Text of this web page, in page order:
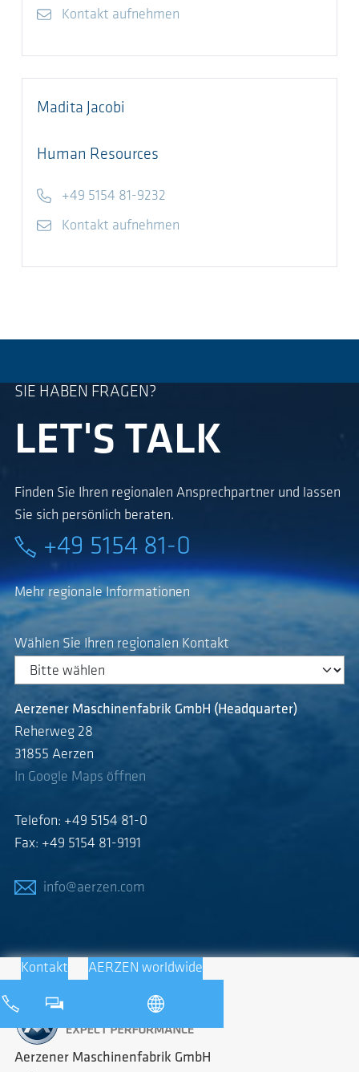
E-MailKontakt aufnehmen
Madita Jacobi
Human Resources
Telefon+49 5154 81-9232
E-MailKontakt aufnehmen
SIE HABEN FRAGEN?
LET'S TALK
Finden Sie Ihren regionalen Ansprechpartner und lassen
Sie sich persönlich beraten.
+49 5154 81-0
Mehr regionale Informationen
Wählen Sie Ihren regionalen Kontakt
Aerzener Maschinenfabrik GmbH (Headquarter)
Reherweg 28
31855 Aerzen
In Google Maps öffnen
Telefon: +49 5154 81-0
Fax: +49 5154 81-9191
info@aerzen.com
Kontakt AERZEN worldwide
Aerzener Maschinenfabrik GmbH